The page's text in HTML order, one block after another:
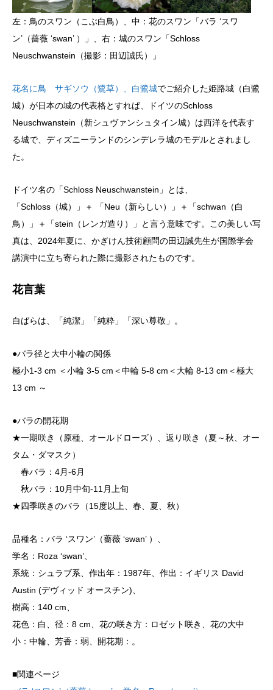
左：鳥のスワン（こぶ白鳥）、中：花のスワン「バラ ‘スワ
ン’（薔薇 ‘swan’ ）」、右：城のスワン「Schloss
Neuschwanstein（撮影：田辺誠氏）」
花名に鳥 サギソウ（鷺草）、白鷺城でご紹介した姫路城（白鷺
城）が日本の城の代表格とすれば、ドイツのSchloss
Neuschwanstein（新シュヴァンシュタイン城）は西洋を代表す
る城で、ディズニーランドのシンデレラ城のモデルとされまし
た。
ドイツ名の「Schloss Neuschwanstein」とは、
「Schloss（城）」＋ 「Neu（新らしい）」＋「schwan（白
鳥）」＋「stein（レンガ造り）」と言う意味です。この美しい写
真は、2024年夏に、かぎけん技術顧問の田辺誠先生が国際学会
講演中に立ち寄られた際に撮影されたものです。
花言葉
白ばらは、「純潔」「純粋」「深い尊敬」。
●バラ径と大中小輪の関係
極小1-3 cm ＜小輪 3-5 cm＜中輪 5-8 cm＜大輪 8-13 cm＜極大
13 cm ～
●バラの開花期
★一期咲き（原種、オールドローズ）、返り咲き（夏～秋、オー
タム・ダマスク）
春バラ：4月-6月
秋バラ：10月中旬-11月上旬
★四季咲きのバラ（15度以上、春、夏、秋）
品種名：バラ ‘スワン’（薔薇 ‘swan’ ）、
学名：Roza ‘swan’、
系統：シュラブ系、作出年：1987年、作出：イギリス David
Austin (デヴィッド オースチン)、
樹高：140 cm、
花色：白、径：8 cm、花の咲き方：ロゼット咲き、花の大中
小：中輪、芳香：弱、開花期：。
■関連ページ